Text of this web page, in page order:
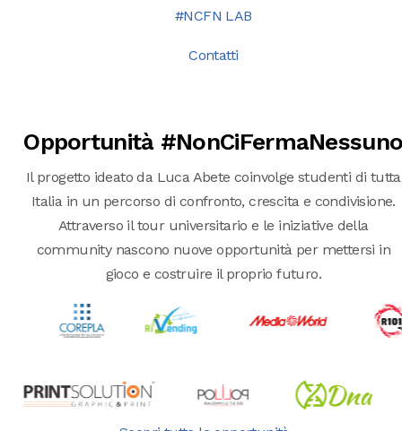
#NCFN LAB
Contatti
Opportunità
Il progetto ideato da Luca Abete coinvolge studenti di tutta
Italia in un percorso di confronto, crescita e condivisione.
Attraverso il tour universitario e le iniziative della
community nascono nuove opportunità per mettersi in
gioco e costruire il proprio futuro.